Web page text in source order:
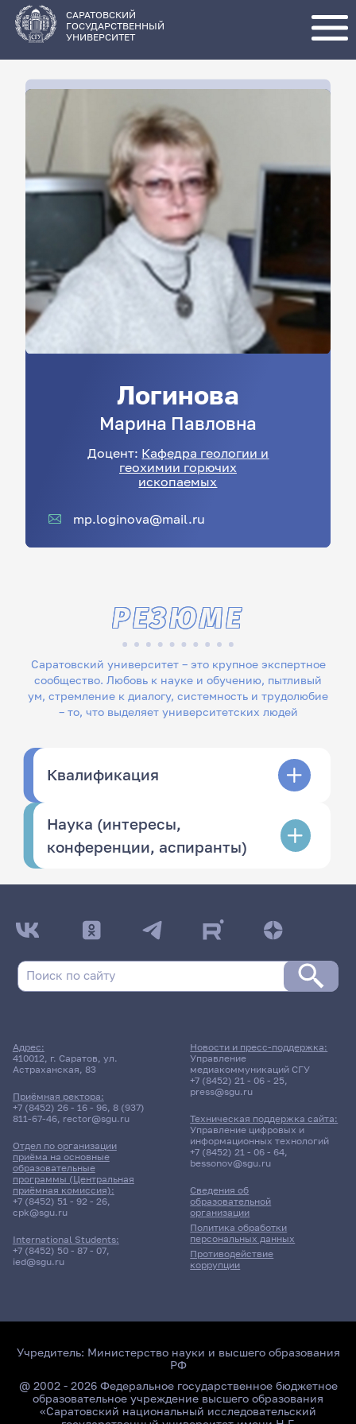
основному
содержанию
САРАТОВСКИЙ
ГОСУДАРСТВЕННЫЙ
УНИВЕРСИТЕТ
Логинова
Марина Павловна
Доцент: Кафедра геологии и
геохимии горючих
ископаемых
mp.loginova@mail.ru
Саратовский университет – это крупное экспертное
сообщество. Любовь к науке и обучению, пытливый
ум, стремление к диалогу, системность и трудолюбие
– то, что выделяет университетских людей
РЕЗЮМЕ
Квалификация
Наука (интересы,
конференции, аспиранты)
Адрес:
410012, г. Саратов, ул.
Астраханская, 83
Приёмная ректора:
+7 (8452) 26 - 16 - 96, 8 (937)
811-67-46, rector@sgu.ru
Отдел по организации
приёма на основные
образовательные
программы (Центральная
приёмная комиссия):
+7 (8452) 51 - 92 - 26,
cpk@sgu.ru
International Students:
+7 (8452) 50 - 87 - 07,
ied@sgu.ru
Сведения об
образовательной
организации
Политика обработки
персональных данных
Противодействие
коррупции
Новости и пресс-поддержка:
Управление
медиакоммуникаций СГУ
+7 (8452) 21 - 06 - 25,
press@sgu.ru
Техническая поддержка сайта:
Управление цифровых и
информационных технологий
+7 (8452) 21 - 06 - 64,
bessonov@sgu.ru
Учредитель: Министерство науки и высшего образования
РФ
@ 2002 - 2026 Федеральное государственное бюджетное
образовательное учреждение высшего образования
«Саратовский национальный исследовательский